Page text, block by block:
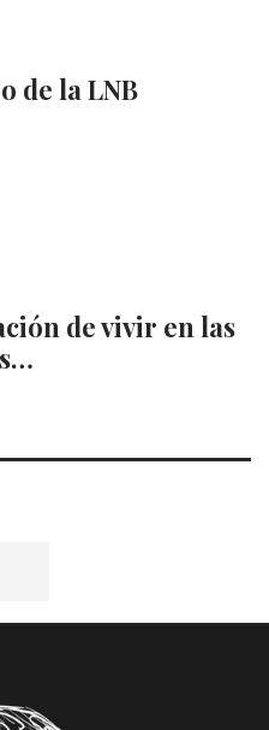
de la LNB
de vivir en las